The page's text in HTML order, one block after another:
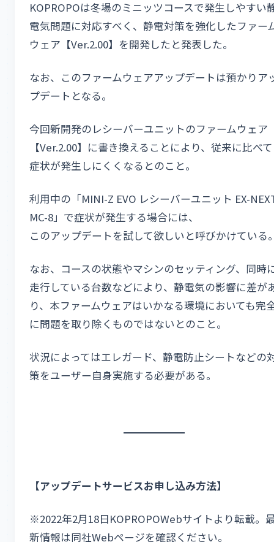
KOPROPOは冬場のミニッツコースで発生しやすい
電気問題に対応すべく、静電対策を強化したファー
ウェア【Ver.2.00】を開発したと発表した。
なお、このファームウェアアップデートは預かりア
プデートとなる。
今回新開発のレシーバーユニットのファームウェア
【Ver.2.00】に書き換えることにより、従来に比べて
症状が発生しにくくなるとのこと。
利用中の「MINI-Z EVO レシーバーユニット EX-
MC-8」で症状が発生する場合には、
このアップデートを試して欲しいと呼びかけている
なお、コースの状態やマシンのセッティング、同時
走行している台数などにより、静電気の影響に差が
り、本ファームウェアはいかなる環境においても完
に問題を取り除くものではないとのこと。
状況によってはエレガード、静電防止シートなどの
策をユーザー自身実施する必要がある。
【アップデートサービスお申し込み方法】
※2022年2月18日KOPROPOWebサイトより転載。
新情報は同社Webページを確認ください。